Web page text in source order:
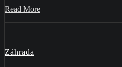
Read More
Záhrada